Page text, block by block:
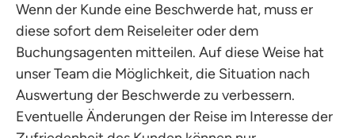
Wenn der Kunde eine Beschwerde hat, muss er
diese sofort dem Reiseleiter oder dem
Buchungsagenten mitteilen. Auf diese Weise hat
unser Team die Möglichkeit, die Situation nach
Auswertung der Beschwerde zu verbessern.
Eventuelle Änderungen der Reise im Interesse der